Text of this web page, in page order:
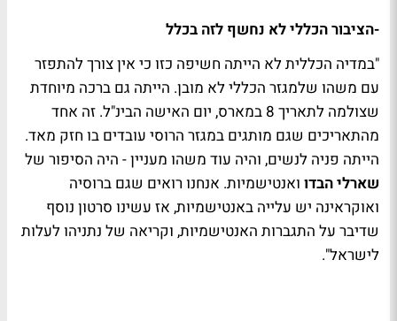
-הציבור הכללי לא נחשף לזה בכלל
"במדיה הכללית לא הייתה חשיפה כזו כי אין צורך להתפזר
עם משהו שלמגזר הכללי לא מובן. הייתה גם ברכה מיוחדת
שצולמה לתאריך 8 במארס, יום האישה הבינ"ל. זה אחד
מהתאריכים שגם מותגים במגזר הרוסי עובדים בו חזק מאד.
הייתה פניה לנשים, והיה עוד משהו מעניין - היה הסיפור של
שארלי הבדו ואנטישמיות. אנחנו רואים שגם ברוסיה
ואוקראינה יש עלייה באנטישמיות, אז עשינו סרטון נוסף
שדיבר על התגברות האנטישמיות, וקריאה של נתניהו לעלות
לישראל".